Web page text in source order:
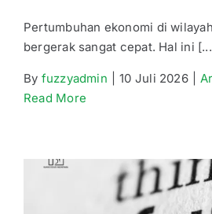
Pertumbuhan ekonomi di
bergerak sangat cepat. Hal ini
By fuzzyadmin 10 Juli 2026
Read More